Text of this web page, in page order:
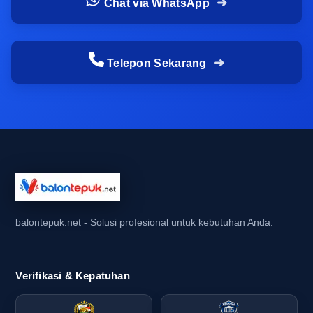
Balon tepuk membantu identitas acara menonjol
nama tim, slogan kampanye, atau elemen visual
brand secara lebih terarah. Saat dipakai massal,
efeknya bukan hanya bunyi yang serempak,
Dalam konteksbalon tepuk untuk kampanye
penting karena atribut harus mudah dikenali di
dibagikan, nyaman digunakan, dan tetap efektif
Chat via WhatsApp
Telepon Sekarang
balontepuk.net - Solusi profesional untuk kebutuhan Anda.
Verifikasi & Kepatuhan